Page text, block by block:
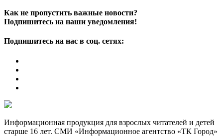
Как не пропустить важные новости?
Подпишитесь на наши уведомления!
Подпишитесь на нас в соц. сетях:
Информационная продукция для взрослых читателей и детей
старше 16 лет. СМИ «Информационное агентство «ТК Город»